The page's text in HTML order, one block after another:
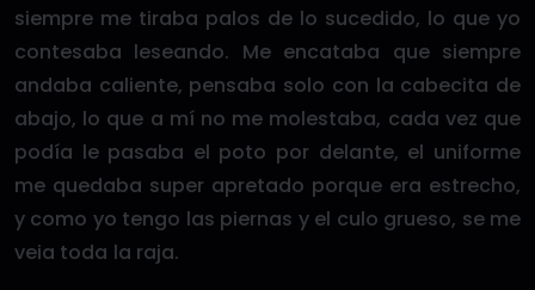
siempre me tiraba palos de lo sucedido, lo que yo
contesaba leseando. Me encataba que siempre
andaba caliente, pensaba solo con la cabecita de
abajo, lo que a mí no me molestaba, cada vez que
podía le pasaba el poto por delante, el uniforme
me quedaba super apretado porque era estrecho,
y como yo tengo las piernas y el culo grueso, se me
veia toda la raja.